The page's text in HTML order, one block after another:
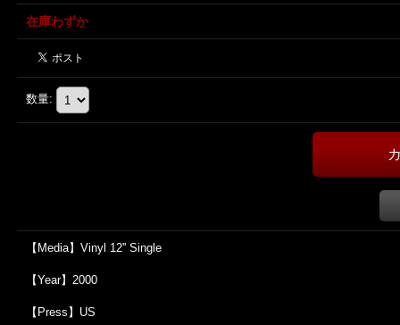
在庫わずか
数量:
【Media】Vinyl 12'' Single
【Year】2000
【Press】US